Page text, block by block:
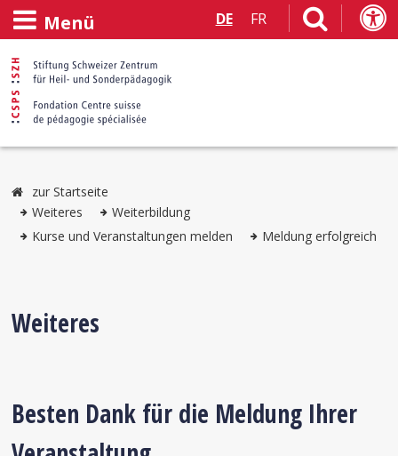
Menü DE FR
zur Startseite
Weiteres
Weiterbildung
Kurse und Veranstaltungen melden
Meldung erfolgreich
Weiteres
Besten Dank für die Meldung Ihrer